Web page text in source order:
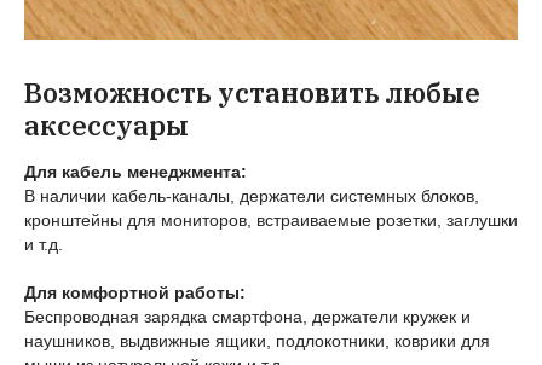
Возможность установить любые
аксессуары
Для кабель менеджмента:
В наличии кабель-каналы, держатели системных блоков,
кронштейны для мониторов, встраиваемые розетки, заглушки
и т.д.
Для комфортной работы:
Беспроводная зарядка смартфона, держатели кружек и
наушников, выдвижные ящики, подлокотники, коврики для